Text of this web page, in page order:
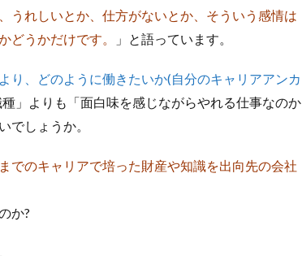
うれしいとか、仕方がないとか、そういう感情は
どうかだけです。
」と語っています。
り、どのように働きたいか(自分のキャリアアンカ
」よりも「面白味を感じながらやれる仕事なのか
でしょうか。
でのキャリアで培った財産や知識を出向先の会社
か?